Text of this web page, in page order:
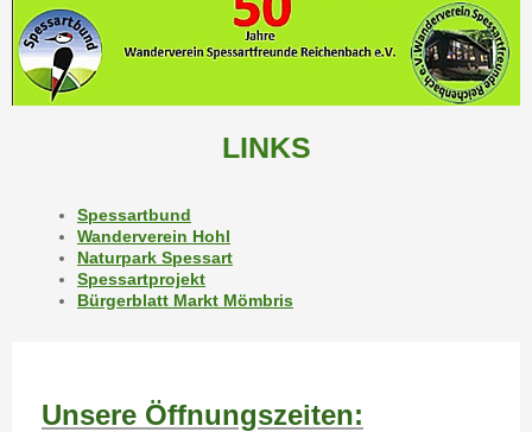
LINKS
Spessartbund
Wanderverein Hohl
Naturpark Spessart
Spessartprojekt
Bürgerblatt Markt Mömbris
Unsere Öffnungszeiten: